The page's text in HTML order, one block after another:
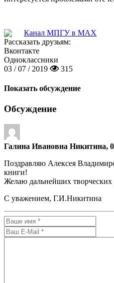
Канал МПГУ в MAX
Рассказать друзьям:
Вконтакте
Одноклассники
03 / 07 / 2019
315
Показать обсуждение
Обсуждение
Галина Ивановна Никитина,
Поздравляю Алексея
книги!
Желаю дальнейших творческих
С уважением, Г.И.Никитина